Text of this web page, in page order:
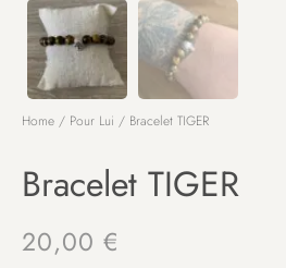
Home / Pour Lui / Bracelet TIGER
Bracelet TIGER
20,00 €